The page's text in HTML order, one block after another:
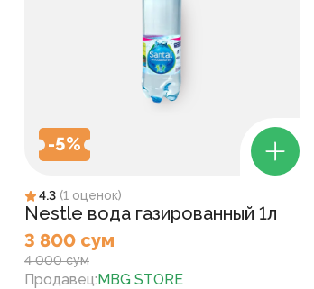
-5%
4.3 (1 оценок)
Nestle вода газированный 1л
3 800 сум
4 000 сум
Продавец:MBG STORE